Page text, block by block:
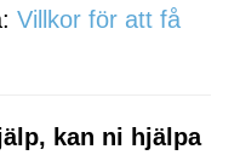
Villkor för att få
kan ni hjälpa